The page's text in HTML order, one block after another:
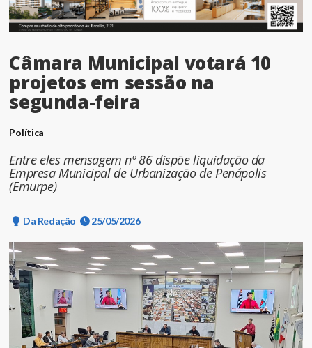
Câmara Municipal votará 10
projetos em sessão na
segunda-feira
Política
Entre eles mensagem nº 86 dispõe liquidação da
Empresa Municipal de Urbanização de Penápolis
(Emurpe)
Da Redação 25/05/2026